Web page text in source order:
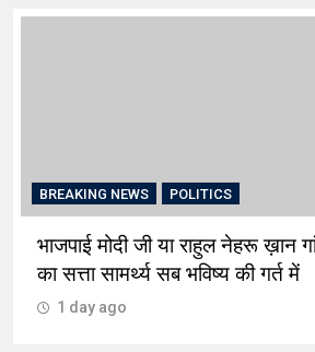
राहुल नेहरू ख़ान गांधी भारत की उम्मीद
भविष्य की गर्त में